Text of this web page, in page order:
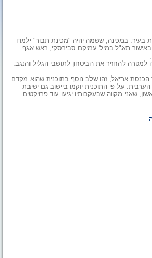
במכינה, ששמה יהיה "מכינת תבור" ילמדו
תא"ל במיל' עמיקם סבירסקי, ראש אגף
להחזיר את הביטחון לתושבי הגליל והנגב.
אריאל, זהו שלב נוסף בתוכנית שהוא מקדם
על פי התוכנית יוקמו ביישוב גם ישיבת
שאני מקווה שבעקבותיו יגיעו עוד פרויקטים